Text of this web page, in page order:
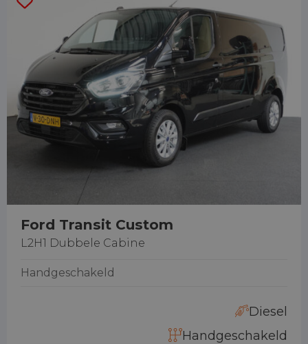
Ford Transit Custom
L2H1 Dubbele Cabine
Handgeschakeld
Diesel
Handgeschakeld